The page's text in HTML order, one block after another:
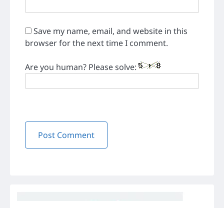
Save my name, email, and website in this
browser for the next time I comment.
Are you human? Please solve: